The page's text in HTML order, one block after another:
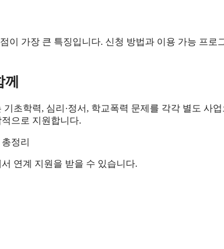
이 가장 큰 특징입니다. 신청 방법과 이용 가능 프로
기초학력, 심리·정서, 학교폭력 문제를 각각 별도 사업
으로 지원합니다.
연계 지원을 받을 수 있습니다.